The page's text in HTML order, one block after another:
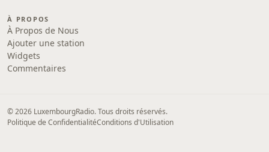
À PROPOS
À Propos de Nous
Ajouter une station
Widgets
Commentaires
© 2026 LuxembourgRadio. Tous droits réservés.
Politique de ConfidentialitéConditions d'Utilisation